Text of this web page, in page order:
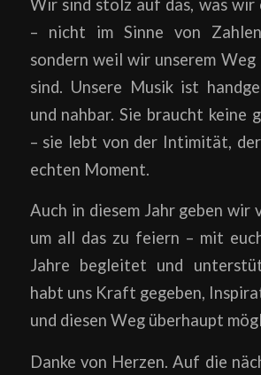
Wir sind stolz auf das, was wir
– nicht im Sinne von
sondern weil wir unserem
sind. Unsere Musik ist
und nahbar. Sie braucht keine
– sie lebt von der Intimität,
echten Moment.
Auch in diesem Jahr geben wir
um all das zu feiern – mit
Jahre begleitet und
habt uns Kraft gegeben,
und diesen Weg überhaupt
Danke von Herzen. Auf die